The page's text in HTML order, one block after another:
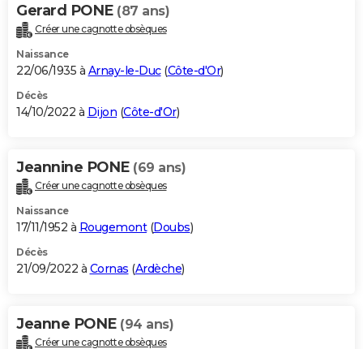
Gerard PONE (87 ans)
Créer une cagnotte obsèques
Naissance
22/06/1935 à Arnay-le-Duc(Côte-d'Or)
Décès
14/10/2022 à Dijon (Côte-d'Or)
Jeannine PONE (69 ans)
Créer une cagnotte obsèques
Naissance
17/11/1952 à Rougemont(Doubs)
Décès
21/09/2022 à Cornas (Ardèche)
Jeanne PONE (94 ans)
Créer une cagnotte obsèques